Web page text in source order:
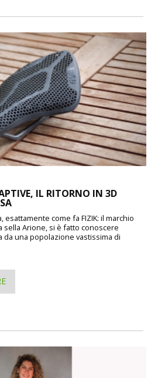
IL RITORNO IN 3D
come fa FIZIK: il marchio
sella Arione, si è fatto conoscere
una popolazione vastissima di